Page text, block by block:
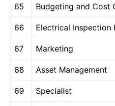
65 Budgeting and Cost
66 Electrical Inspection
67 Marketing
68 Asset Management
69 Specialist